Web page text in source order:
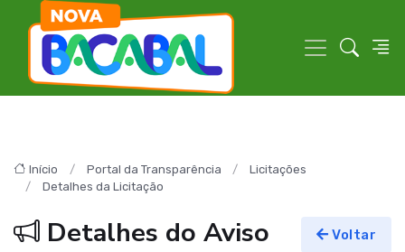
Início Portal da Transparência
Licitações
Detalhes da Licitação
Voltar
Detalhes do Aviso